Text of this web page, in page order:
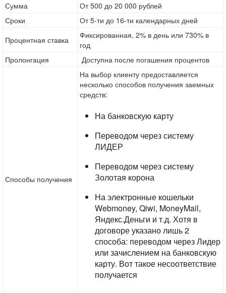
Сумма
От 500 до 20 000 рублей
Сроки
От 5-ти до 16-ти календарных дней
Процентная ставка
Фиксированная, 2% в день или 730% в
год
Пролонгация
Доступна после погашения процентов
Способы получения
На выбор клиенту предоставляется
несколько способов получения заемных
средств:
На банковскую карту
Переводом через систему
ЛИДЕР
Переводом через систему
Золотая корона
На электронные кошельки
Webmoney, Qiwi, MoneyMail,
Яндекс.Деньги и т.д. Хотя в
договоре указано лишь 2
способа: переводом через Лидер
или зачислением на банковскую
карту. Вот такое несоответствие
получается